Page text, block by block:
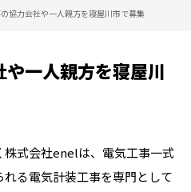
協力会社や一人親方を寝屋川市で募集
一人親方を寝屋川
株式会社enelは、電気工事一式
る電気計装工事を専門として